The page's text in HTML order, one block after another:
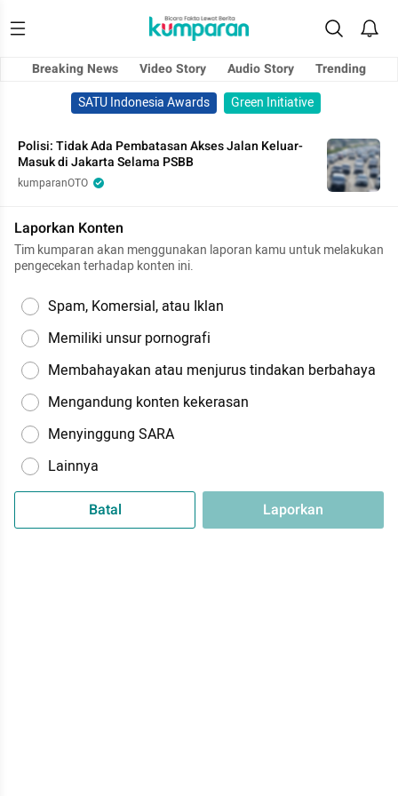
Breaking News Video Story Audio Story
Trending
SATU Indonesia Awards
Green Initiative
Polisi: Tidak Ada Pembatasan Akses Jalan Keluar-
Masuk di Jakarta Selama PSBB
kumparanOTO
Laporkan Konten
Tim kumparan akan menggunakan laporan kamu untuk melakukan
pengecekan terhadap konten ini.
Spam, Komersial, atau Iklan
Memiliki unsur pornografi
Membahayakan atau menjurus tindakan berbahaya
Mengandung konten kekerasan
Menyinggung SARA
Lainnya
Batal Laporkan